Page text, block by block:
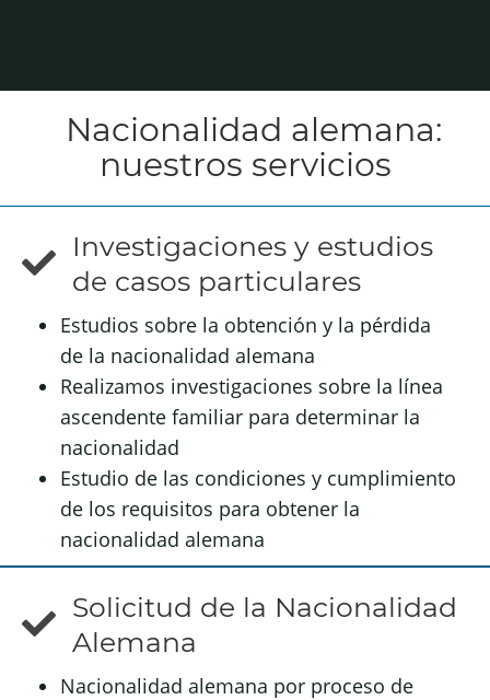
Nacionalidad alemana:
nuestros servicios
Investigaciones y estudios
de casos particulares
Estudios sobre la obtención y la pérdida
de la nacionalidad alemana
Realizamos investigaciones sobre la línea
ascendente familiar para determinar la
nacionalidad
Estudio de las condiciones y cumplimiento
de los requisitos para obtener la
nacionalidad alemana
Solicitud de la Nacionalidad
Alemana
Nacionalidad alemana por proceso de